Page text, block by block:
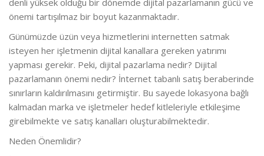
denli yüksek olduğu bir dönemde dijital pazarlamanın gücü ve
önemi tartışılmaz bir boyut kazanmaktadır.
Günümüzde üzün veya hizmetlerini internetten satmak
isteyen her işletmenin dijital kanallara gereken yatırımı
yapması gerekir. Peki, dijital pazarlama nedir? Dijital
pazarlamanın önemi nedir? İnternet tabanlı satış beraberinde
sınırların kaldırılmasını getirmiştir. Bu sayede lokasyona bağlı
kalmadan marka ve işletmeler hedef kitleleriyle etkileşime
girebilmekte ve satış kanalları oluşturabilmektedir.
Neden Önemlidir?